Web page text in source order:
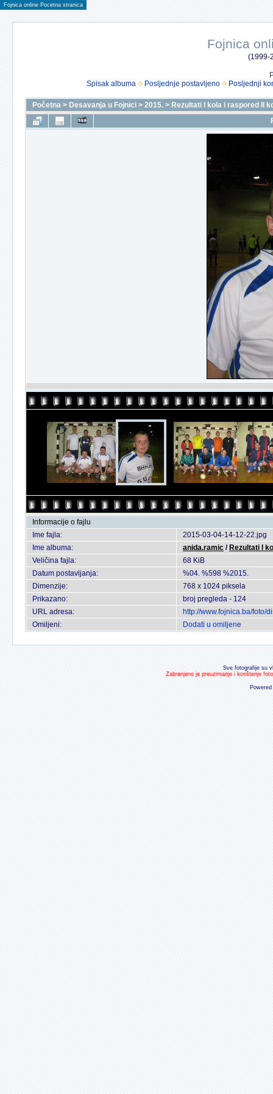
Fojnica online Pocetna stranica
Fojnica
(1999-
Spisak albuma
Posljednje postavljeno Posljednji
Početna > Desavanja u Fojnici > 2015. > Rezultati I kola i raspored II
Informacije o fajlu
Ime fajla:
2015-03-04-14-12-22.jpg
Ime albuma:
anida.ramic / Rezultati I
Veličina fajla:
68 KiB
Datum postavljanja:
%04. %598 %2015.
Dimenzije:
768 x 1024 piksela
Prikazano:
broj pregleda - 124
URL adresa:
http://www.fojnica.ba/foto/
Omiljeni:
Dodati u omiljene
Sve fotografije su
Zabranjeno je preuzimanje i korištenje